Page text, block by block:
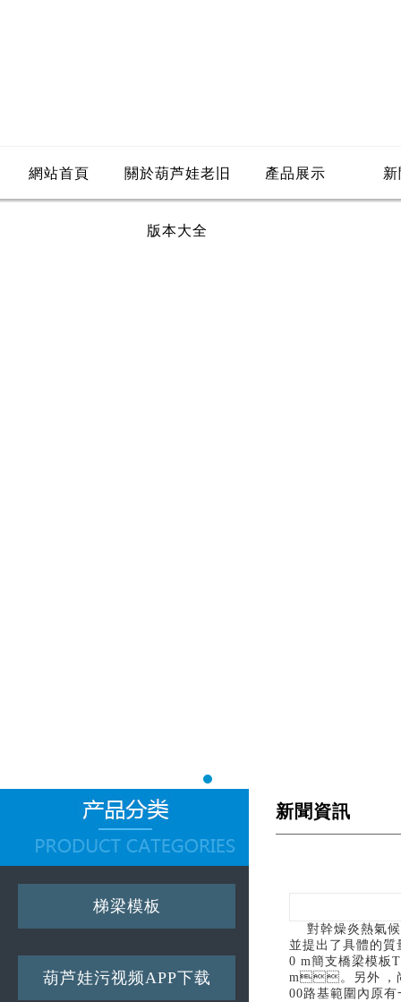
網站首頁 關於葫芦娃老旧
版本大全
產品展示
梯梁模板
葫芦娃污视频APP下载
新聞資訊
對幹燥炎熱氣候
並提出了具體的質
0 m簡支橋梁模
m。另外，
00路基範圍內原有